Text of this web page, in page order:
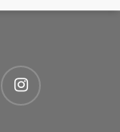
instagram